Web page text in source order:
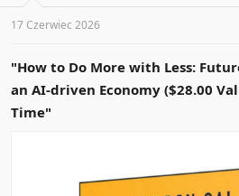
s
:
17 Czerwiec 2026
"How to Do More with Less:
an AI-driven Economy ($28.00
Time"